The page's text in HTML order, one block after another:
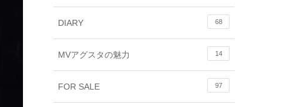
DIARY 68
MVアグスタの魅力 14
FOR SALE 97